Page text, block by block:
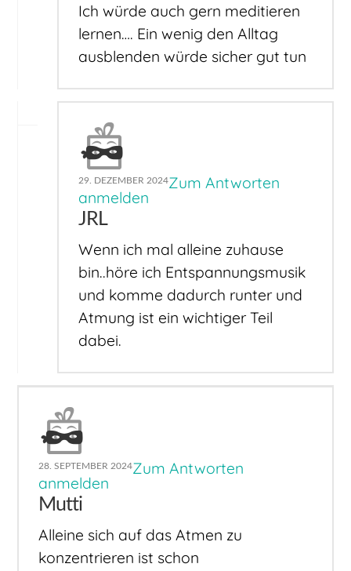
Ich würde auch gern meditieren
lernen…. Ein wenig den Alltag
ausblenden würde sicher gut tun
29. DEZEMBER 2024Zum Antworten
anmelden
JRL
Wenn ich mal alleine zuhause
bin..höre ich Entspannungsmusik
und komme dadurch runter und
Atmung ist ein wichtiger Teil
dabei.
28. SEPTEMBER 2024Zum Antworten
anmelden
Mutti
Alleine sich auf das Atmen zu
konzentrieren ist schon